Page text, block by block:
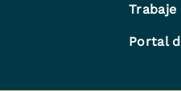
Portal